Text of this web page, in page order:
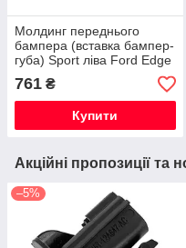
Молдинг переднього
бампера (вставка бампер-
губа) Sport ліва Ford Edge
2015-2018 FT4Z17E811CA
761 ₴
Купити
Акційні пропозиції та
–5%